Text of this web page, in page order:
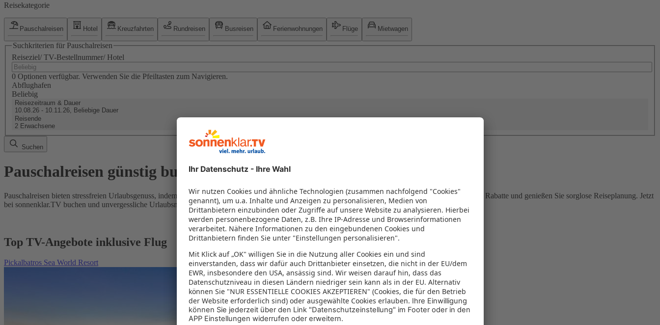
Reisekategorie
Pauschalreisen Hotel Kreuzfahrten Rundreisen Busreisen Ferienwohnungen Flüge Mietwagen
Suchkriterien für Pauschalreisen
Reiseziel/ TV-Bestellnummer/ Hotel
0 Optionen verfügbar. Verwenden Sie die Pfeiltasten zum Navigieren.
Abflughafen
Beliebig
Reisezeitraum & Dauer
10.08.26 - 10.11.26, Beliebige Dauer
Reisende
2 Erwachsene
Suchen
Pauschalreisen günstig buchen
Pauschalreisen bieten stressfreien Urlaubsgenuss, indem Flug und Hotel in einem Paket kombiniert werden – das spart Zeit und Geld. Nutzen Sie attraktive Rabatte und genießen Sie sorglose Reiseplanung. Jetzt
bei sonnenklar.TV buchen und unvergessliche Urlaubsmomente erleben!
Top TV-Angebote inklusive Flug
Pickalbatros Sea World Resort